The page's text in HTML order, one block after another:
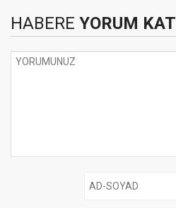
HABERE YORUM KAT